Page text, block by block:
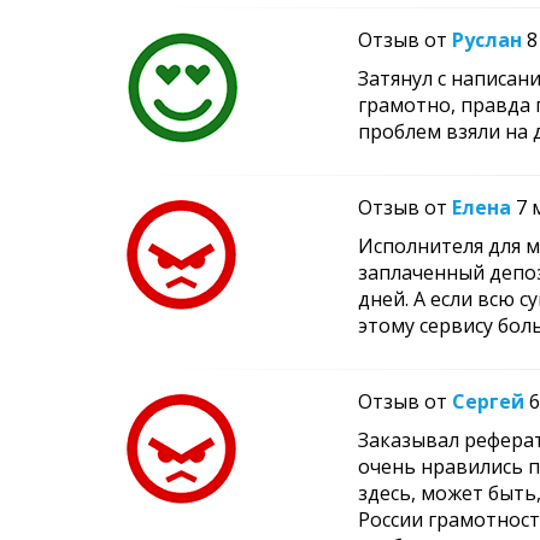
Отзыв от Руслан
Затянул с
грамотно, правда
проблем взяли на
Отзыв от Елена 7
Исполнителя для
заплаченный
дней. А если всю
этому сервису
Отзыв от Сергей
Заказывал
очень нравились
здесь, может
России